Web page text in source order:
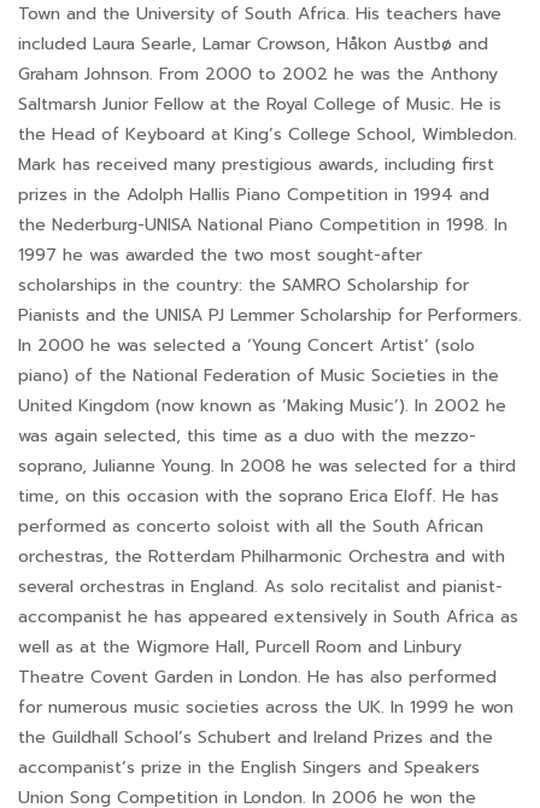
Town and the University of South Africa. His teachers have
included Laura Searle, Lamar Crowson, Håkon Austbø and
Graham Johnson. From 2000 to 2002 he was the Anthony
Saltmarsh Junior Fellow at the Royal College of Music. He is
the Head of Keyboard at King’s College School, Wimbledon.
Mark has received many prestigious awards, including first
prizes in the Adolph Hallis Piano Competition in 1994 and
the Nederburg-UNISA National Piano Competition in 1998. In
1997 he was awarded the two most sought-after
scholarships in the country: the SAMRO Scholarship for
Pianists and the UNISA PJ Lemmer Scholarship for Performers.
In 2000 he was selected a ‘Young Concert Artist’ (solo
piano) of the National Federation of Music Societies in the
United Kingdom (now known as ‘Making Music’). In 2002 he
was again selected, this time as a duo with the mezzo-
soprano, Julianne Young. In 2008 he was selected for a third
time, on this occasion with the soprano Erica Eloff. He has
performed as concerto soloist with all the South African
orchestras, the Rotterdam Philharmonic Orchestra and with
several orchestras in England. As solo recitalist and pianist-
accompanist he has appeared extensively in South Africa as
well as at the Wigmore Hall, Purcell Room and Linbury
Theatre Covent Garden in London. He has also performed
for numerous music societies across the UK. In 1999 he won
the Guildhall School’s Schubert and Ireland Prizes and the
accompanist’s prize in the English Singers and Speakers
Union Song Competition in London. In 2006 he won the